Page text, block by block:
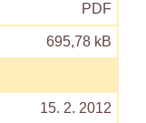
PDF
695,78 kB
15. 2. 2012